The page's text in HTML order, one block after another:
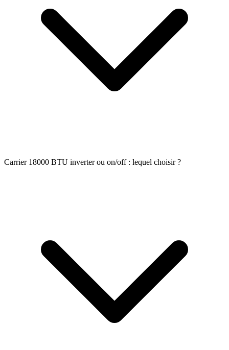
Carrier 18000 BTU inverter ou on/off : lequel choisir ?